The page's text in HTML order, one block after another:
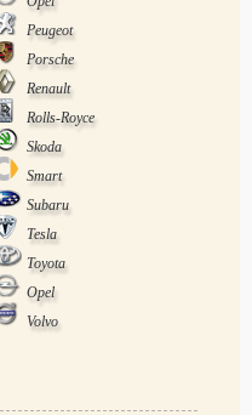
Peugeot
Porsche
Renault
Rolls-Royce
Skoda
Smart
Subaru
Tesla
Toyota
Opel
Volvo